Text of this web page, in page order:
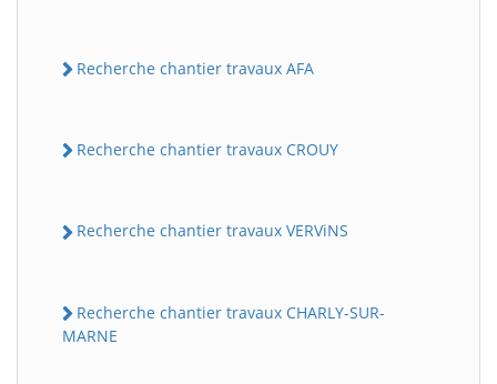
Recherche chantier travaux AFA
Recherche chantier travaux CROUY
Recherche chantier travaux VERViNS
Recherche chantier travaux CHARLY-SUR-
MARNE